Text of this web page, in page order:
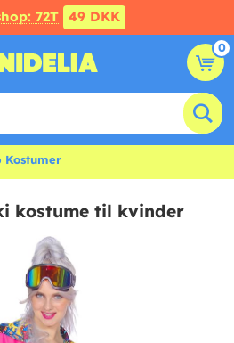
72T 49 DKK
0
Kostumer
kostume til kvinder